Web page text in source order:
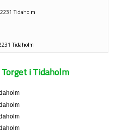
Tidaholm
Tidaholm
i Tidaholm